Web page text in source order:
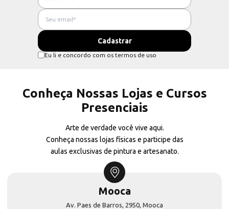
Eu li e concordo com os termos de uso
Conheça Nossas Lojas e Cursos
Presenciais
Arte de verdade você vive aqui.
Conheça nossas lojas físicas e participe das
aulas exclusivas de pintura e artesanato.
Mooca
Av. Paes de Barros, 2950, Mooca